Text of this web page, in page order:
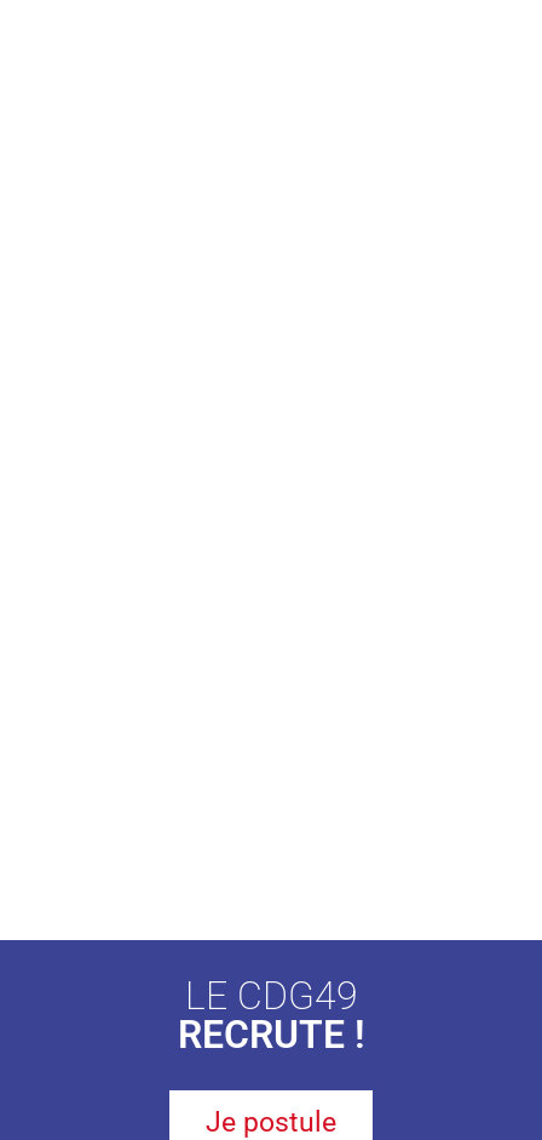
LE CDG49
RECRUTE !
Je postule